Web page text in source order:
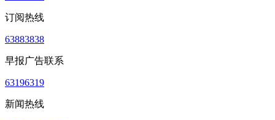
订阅热线
63883838
早报广告联系
63196319
新闻热线